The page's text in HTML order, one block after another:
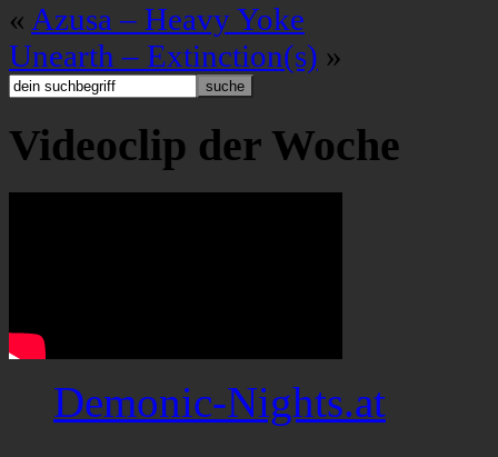
« Azusa – Heavy Yoke
Unearth – Extinction(s) »
Videoclip der Woche
Demonic-Nights.at